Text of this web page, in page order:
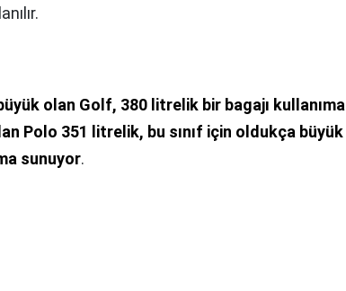
olan Golf, 380 litrelik bir bagajı kullanıma
Polo 351 litrelik, bu sınıf için oldukça büyük
sunuyor.